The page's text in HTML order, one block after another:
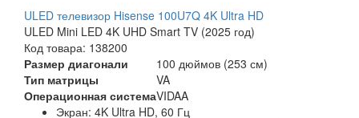
ULED телевизор Hisense 100U7Q 4K Ultra HD
ULED Mini LED 4K UHD Smart TV (2025 год)
Код товара: 138200
Размер диагонали
100 дюймов (253 см)
Тип матрицы
VA
Операционная системаVIDAA
Экран: 4K Ultra HD, 60 Гц